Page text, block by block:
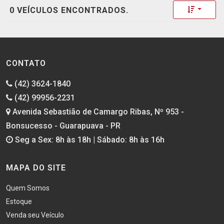
0 VEÍCULOS ENCONTRADOS. Toggle
CONTATO
(42) 3624-1840
(42) 99956-2231
Avenida Sebastião de Camargo Ribas, Nº 953 -
Bonsucesso - Guarapuava - PR
Seg a Sex: 8h às 18h | Sábado: 8h às 16h
MAPA DO SITE
Quem Somos
Estoque
Venda seu Veículo